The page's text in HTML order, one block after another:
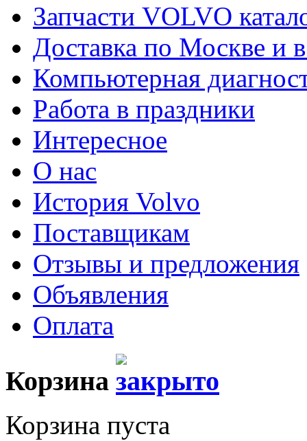
Запчасти VOLVO
Доставка по Москве и
Компьютерная
Работа в праздники
Интересное
О нас
История Volvo
Поставщикам
Отзывы и предложения
Объявления
Оплата
Корзина
Корзина пуста